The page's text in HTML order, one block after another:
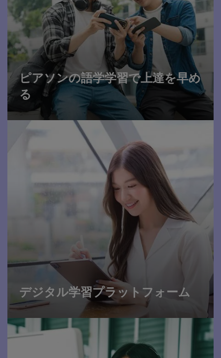
詳細について
ピアソンの語学学習で上達を早め
る
今すぐ試す
デジタル学習プラットフォーム